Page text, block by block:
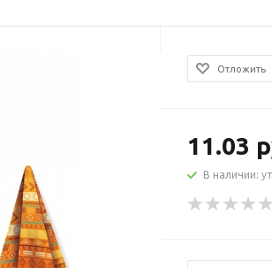
Отложить
11.03
В наличии: